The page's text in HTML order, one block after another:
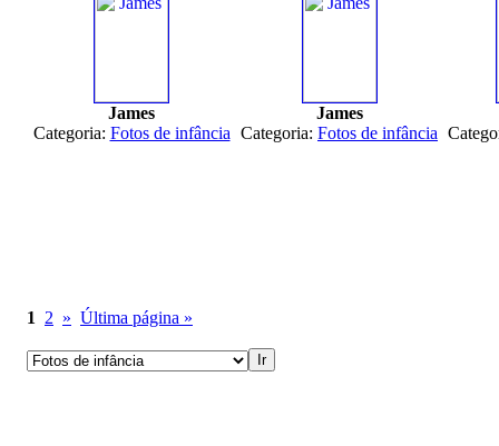
James
Categoria: Fotos de infância
James
Categoria: Fotos de infância
1 2 » Última página »